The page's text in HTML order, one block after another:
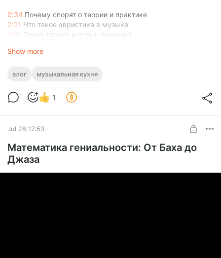
0:34 Почему спорят о теории и практике
2:01 Что такое эвристика в музыке
2:41 Сухая теория и путь к практике
Show more
влог музыкальная кухня
1
Jul 28 17:53
Математика гениальности: От Баха до
Джаза